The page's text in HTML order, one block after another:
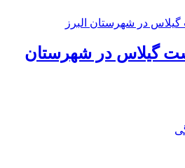
گیلاس در شهرستان